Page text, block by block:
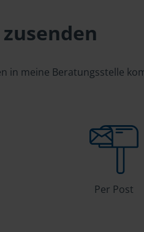
in meine Beratungsstelle
Per Post